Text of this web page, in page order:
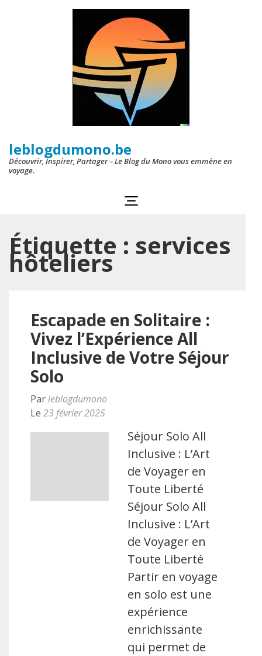
leblogdumono.be
Découvrir, Inspirer, Partager – Le Blog du Mono vous emmène en
voyage.
Étiquette : services
hôteliers
Escapade en Solitaire :
Vivez l’Expérience All
Inclusive de Votre Séjour
Solo
Parleblogdumono
Le 23 février 2025
Séjour Solo All
Inclusive : L’Art
de Voyager en
Toute Liberté
Séjour Solo All
Inclusive : L’Art
de Voyager en
Toute Liberté
Partir en voyage
en solo est une
expérience
enrichissante
qui permet de